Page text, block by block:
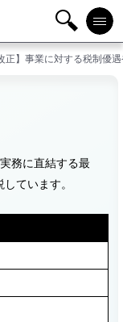
検
索
メニ
ュー
正】事業に対する税制優
実務に直結する最
ています。